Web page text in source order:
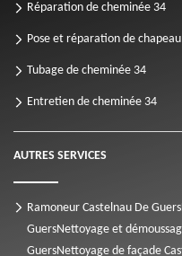
Réparation de cheminée 34
Pose et réparation de
Tubage de cheminée 34
Entretien de cheminée 34
AUTRES SERVICES
Ramoneur Castelnau De Guers
GuersNettoyage et
GuersNettoyage de façade